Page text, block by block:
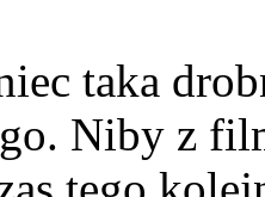
taka
Niby z